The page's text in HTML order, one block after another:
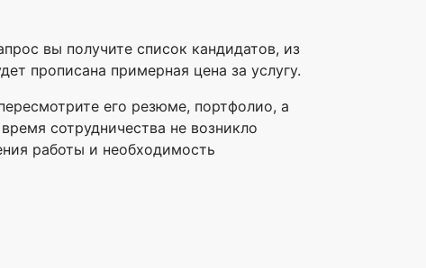
вы получите список кандидатов, из
прописана примерная цена за услугу.
его резюме, портфолио, а
сотрудничества не возникло
работы и необходимость